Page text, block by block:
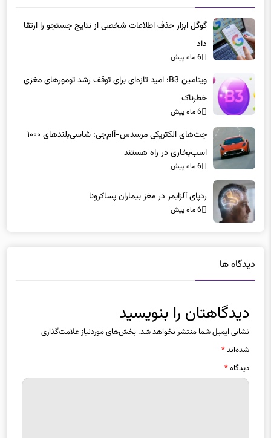
گوگل ابزار حذف اطلاعات شخصی از نتایج جستجو را ارتقا
داد
6 ماه پیش
ویتامین B3؛ امید تازه‌ای برای توقف رشد تومورهای مغزی
خطرناک
6 ماه پیش
جت‌های الکتریکی مرسدس-آام‌جی: شاسی‌بلندهای ۱۰۰۰
اسب‌بخاری در راه هستند
6 ماه پیش
ردپای آلزایمر در مغز بیماران پساکرونا
6 ماه پیش
دیدگاه ها
دیدگاهتان را بنویسید
نشانی ایمیل شما منتشر نخواهد شد. بخش‌های موردنیاز علامت‌گذاری
شده‌اند*
دیدگاه*